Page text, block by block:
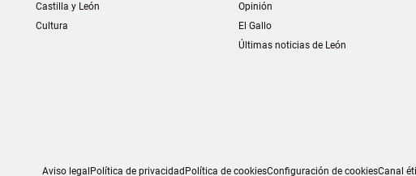
Castilla y León
Cultura
Opinión
El Gallo
Últimas noticias de León
Aviso legalPolítica de privacidadPolítica de cookiesConfiguración de cookiesCanal